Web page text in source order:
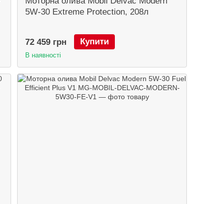
5W-30 Extreme Protection, 208л
72 459 грн Купити
В наявності